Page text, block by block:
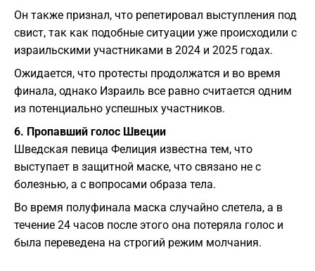
Он также признал, что репетировал выступления под
свист, так как подобные ситуации уже происходили с
израильскими участниками в 2024 и 2025 годах.
Ожидается, что протесты продолжатся и во время
финала, однако Израиль все равно считается одним
из потенциально успешных участников.
6. Пропавший голос Швеции
Шведская певица Фелиция известна тем, что
выступает в защитной маске, что связано не с
болезнью, а с вопросами образа тела.
Во время полуфинала маска случайно слетела, а в
течение 24 часов после этого она потеряла голос и
была переведена на строгий режим молчания.